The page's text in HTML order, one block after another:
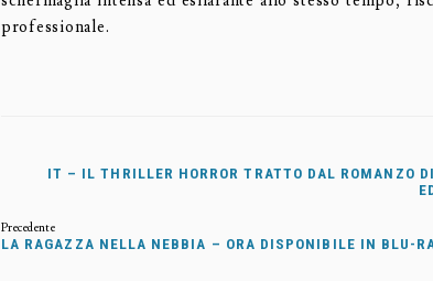
professionale.
IT – IL THRILLER HORROR TRATTO DAL ROMANZO
LA RAGAZZA NELLA NEBBIA – ORA DISPONIBILE IN BLU-